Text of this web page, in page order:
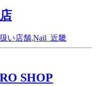
い店舗,Nail_近畿
SHOP